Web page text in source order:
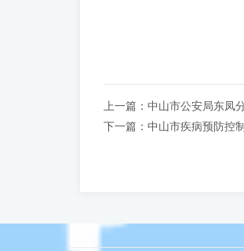
上一篇： 中山市公安局东凤
下一篇： 中山市疾病预防控